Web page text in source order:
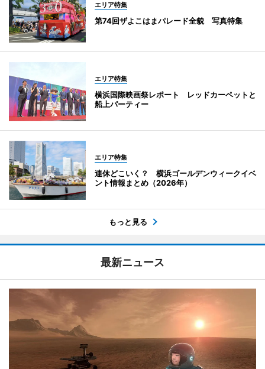
エリア特集
第74回ザよこはまパレード全貌 写真特集
エリア特集
横浜国際映画祭レポート レッドカーペットと
船上パーティー
エリア特集
連休どこいく？ 横浜ゴールデンウィークイベ
ント情報まとめ（2026年）
もっと見る
最新ニュース